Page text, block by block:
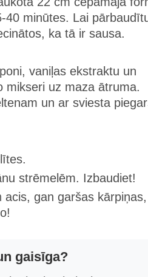
40 minūtes. Lai
ka tā ir sausa.
vaniļas ekstraktu un
mikseri uz maza ātruma.
un ar sviesta
strēmelēm. Izbaudiet!
gan garšas kārpiņas,
gaisīga?